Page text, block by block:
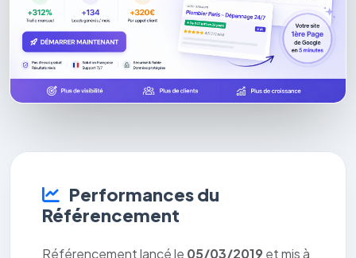
Performances du
Référencement
Référencement lancé le 05/03/2019 et mis à